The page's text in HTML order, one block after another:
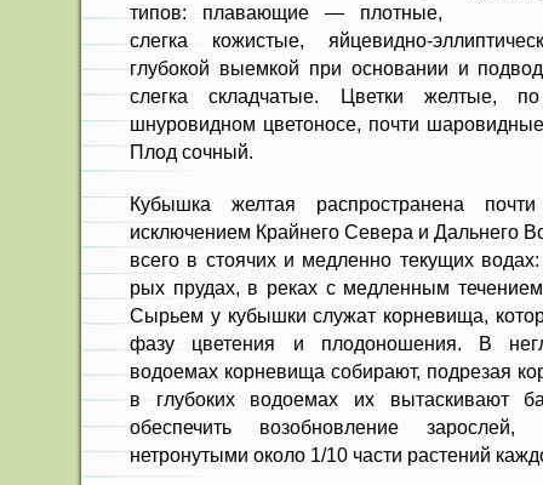
типов: плавающие — плотные,
слегка кожистые, яй­цевидно-
глубокой выемкой при основании и
слегка складчатые. Цветки желтые,
шнуровидном цвето­носе, почти
Плод сочный.
Кубышка желтая распространена
исключением Крайнего Севера и Дальне­го
всего в стоячих и медленно те­кущих
рых прудах, в реках с медленным
Сырьем у кубышки служат корневища,
фазу цветения и плодоношения. В
водоемах корневища собирают, подрезая
в глубоких водоемах их вытаскивают
обеспечить возобновление зарослей,
нетронутыми око­ло 1/10 части растений